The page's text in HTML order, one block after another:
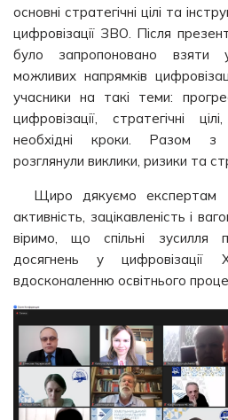
основні стратегічні цілі та
цифровізації ЗВО. Після
було запропоновано взяти
можливих напрямків
учасники на такі теми:
цифровізації, стратегічні
необхідні кроки. Разом з
розглянули виклики, ризики та
Щиро дякуємо експертам
активність, зацікавленість і
віримо, що спільні зусилля
досягнень у
вдосконаленню освітнього